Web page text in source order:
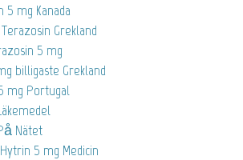
5 mg Kanada
Grekland
5 mg
billigaste Grekland
mg Portugal
Nätet
5 mg Medicin